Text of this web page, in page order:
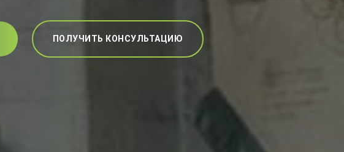
ПОЛУЧИТЬ КОНСУЛЬТАЦИЮ